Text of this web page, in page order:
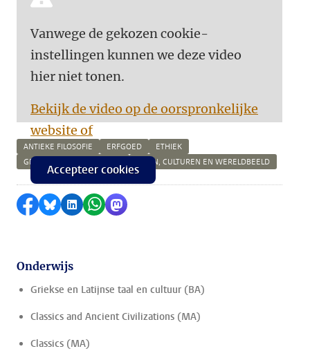
Vanwege de gekozen cookie-
instellingen kunnen we deze video
hier niet tonen.
Bekijk de video op de oorspronkelijke
website of
Accepteer cookies
ANTIEKE FILOSOFIE ERFGOED
ETHIEK
GEESTESWETENSCHAPPEN
TALEN, CULTUREN EN WERELDBEELD
Delen op Facebook
Delen via Bluesky
Delen op LinkedIn
Delen via WhatsApp
Delen via Mastodon
Onderwijs
Griekse en Latijnse taal en cultuur (BA)
Classics and Ancient Civilizations (MA)
Classics (MA)